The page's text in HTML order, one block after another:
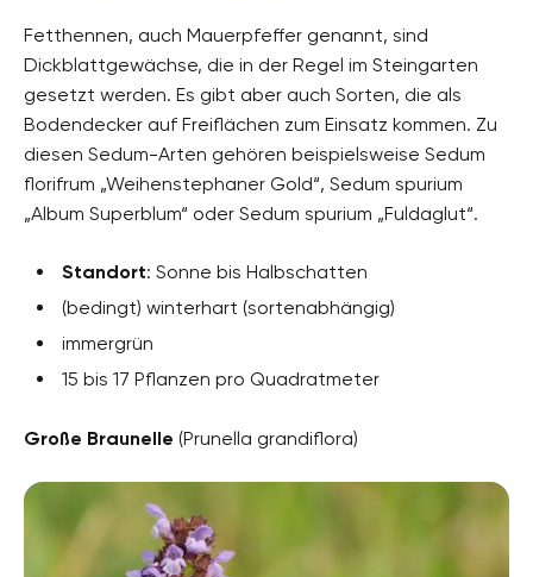
Fetthennen, auch Mauerpfeffer genannt, sind
Dickblattgewächse, die in der Regel im Steingarten
gesetzt werden. Es gibt aber auch Sorten, die als
Bodendecker auf Freiflächen zum Einsatz kommen. Zu
diesen Sedum-Arten gehören beispielsweise Sedum
florifrum „Weihenstephaner Gold“, Sedum spurium
„Album Superblum“ oder Sedum spurium „Fuldaglut“.
Standort: Sonne bis Halbschatten
(bedingt) winterhart (sortenabhängig)
immergrün
15 bis 17 Pflanzen pro Quadratmeter
Große Braunelle (Prunella grandiflora)